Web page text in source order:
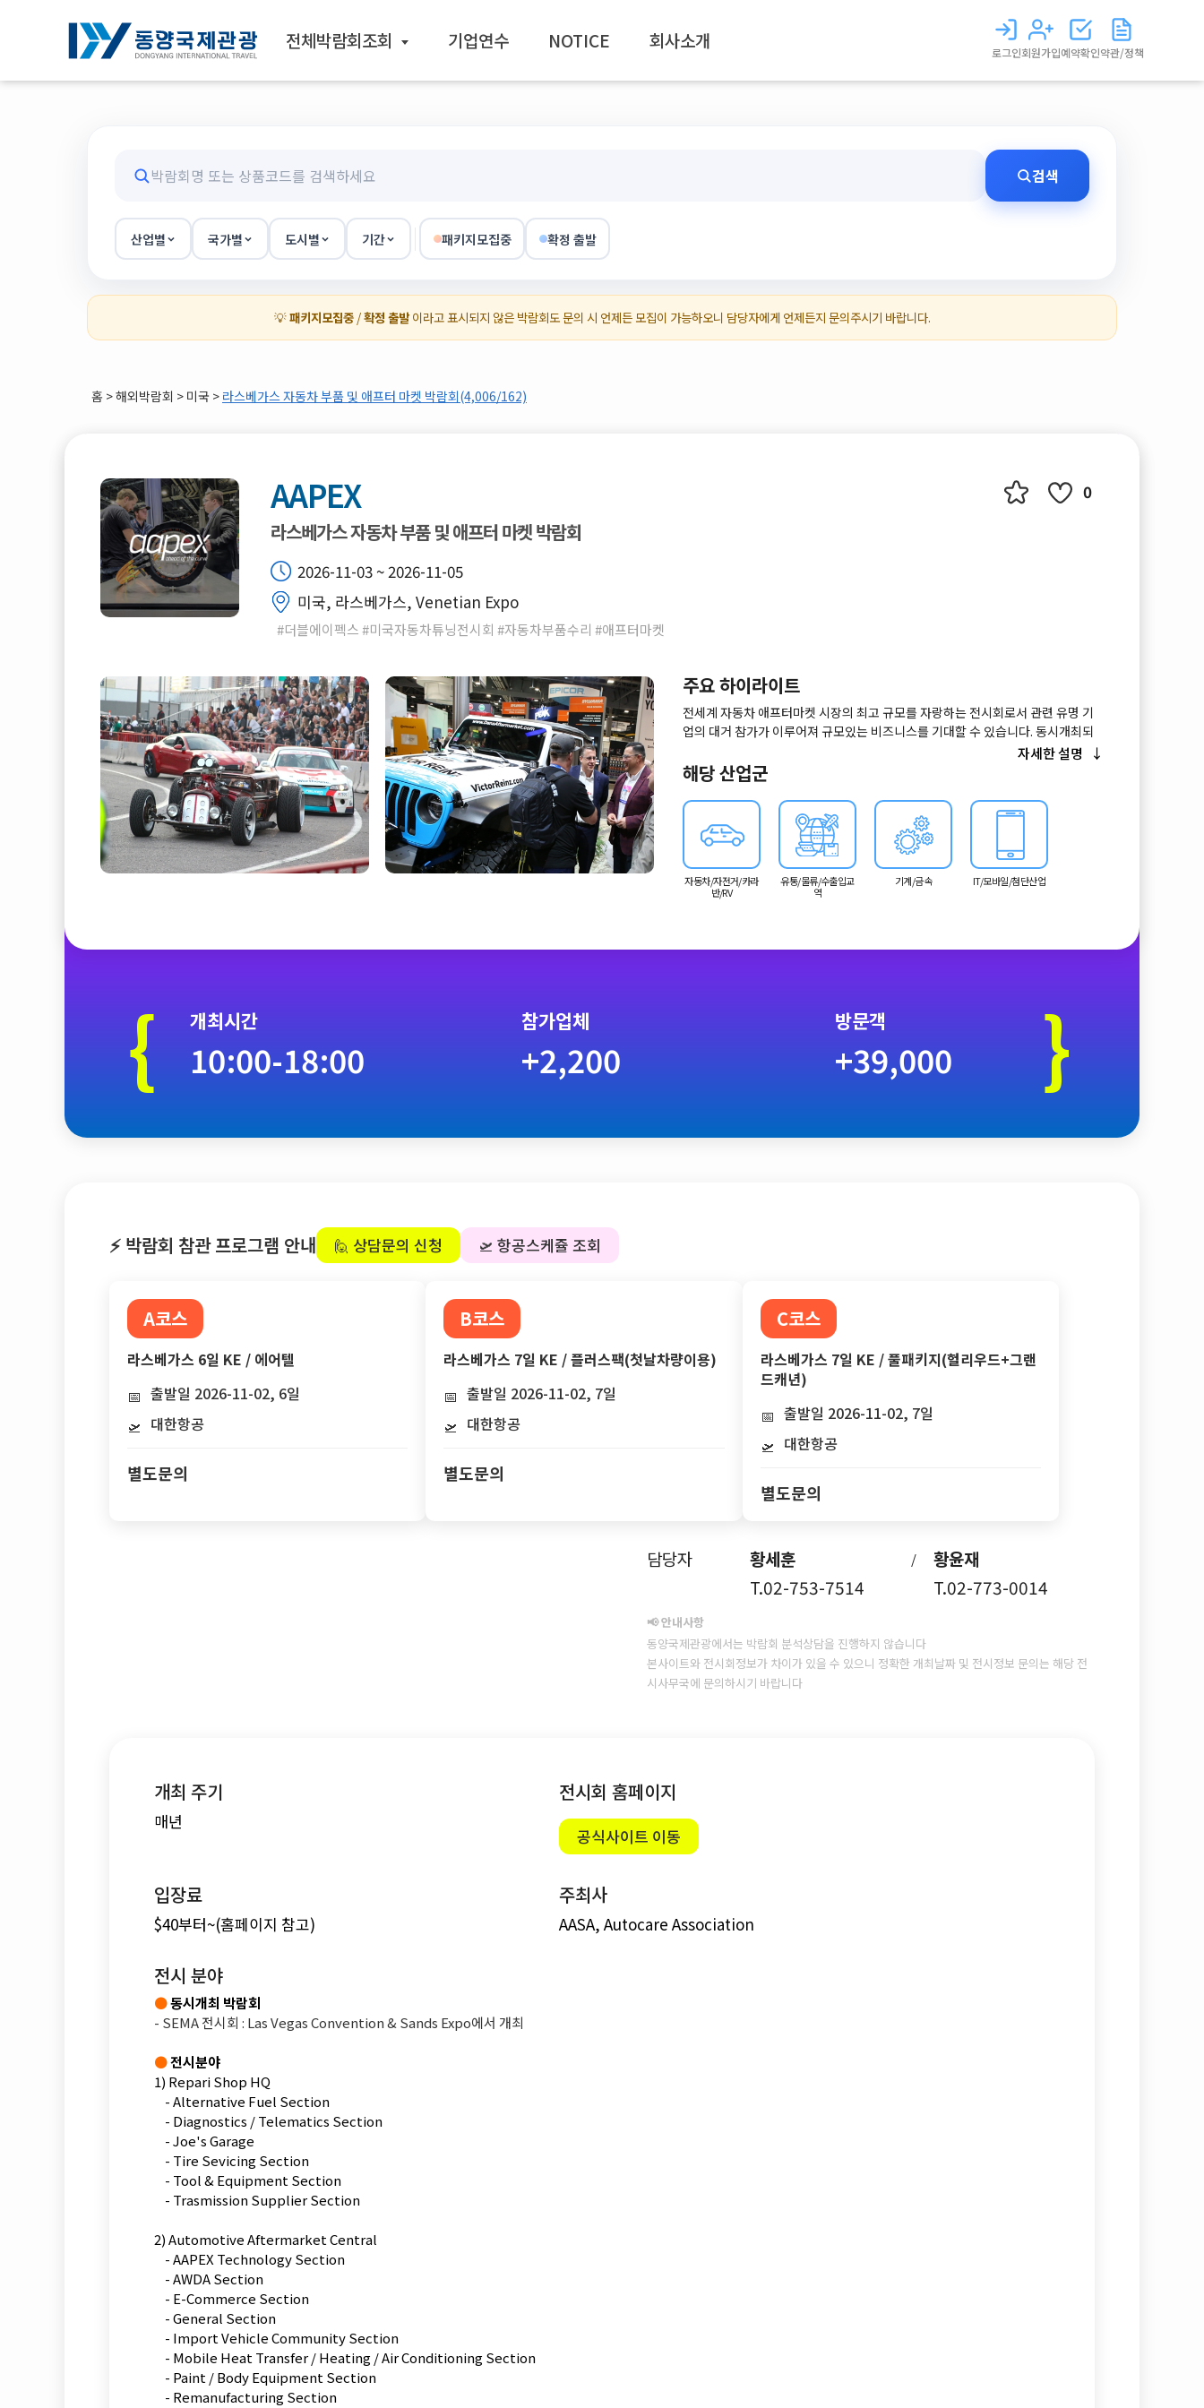
전체박람회조회 기업연수 NOTICE 회사소개
로그인회원가입예약확인약관/정책
검색
산업별 국가별 도시별 기간 패키지모집중 확정 출발
💡패키지모집중/확정 출발이라고 표시되지 않은 박람회도 문의 시 언제든 모집이 가능하오니 담당자에게 언제든지 문의주시기 바랍니다.
홈 >해외박람회 > 미국 > 라스베가스 자동차 부품 및 애프터 마켓 박람회(4,006/162)
AAPEX
라스베가스 자동차 부품 및 애프터 마켓 박람회
2026-11-03 ~ 2026-11-05
미국, 라스베가스, Venetian Expo
#더블에이펙스 #미국자동차튜닝전시회 #자동차부품수리 #애프터마켓
0
주요 하이라이트
전세계 자동차 애프터마켓 시장의 최고 규모를 자랑하는 전시회로서 관련 유명 기
업의 대거 참가가 이루어져 규모있는 비즈니스를 기대할 수 있습니다. 동시개최되
는 SEMA 튜닝 자동차 전시회가 근처에서 개최되어 일석이조의 효과를 누릴 수 있
습니다.
자세한 설명
해당 산업군
자동차/자전거/카라
반/RV
유통/물류/수출입교
역
기계/금속 IT/모바일/첨단산업
{ 개최시간 참가업체 방문객
10:00-18:00 +2,200 +39,000 }
⚡ 박람회 참관 프로그램 안내 🙋 상담문의 신청 🛫 항공스케쥴 조회
A코스
라스베가스 6일 KE / 에어텔
📅 출발일 2026-11-02, 6일
🛫 대한항공
별도문의
B코스
라스베가스 7일 KE / 플러스팩(첫날차량이용)
📅 출발일 2026-11-02, 7일
🛫 대한항공
별도문의
C코스
라스베가스 7일 KE / 풀패키지(헐리우드+그랜
드캐년)
📅 출발일 2026-11-02, 7일
🛫 대한항공
별도문의
담당자 황세훈 /
황윤재
T.02-753-7514
T.02-773-0014
📢 안내사항
동양국제관광에서는 박람회 분석상담을 진행하지 않습니다
본사이트와 전시회정보가 차이가 있을 수 있으니 정확한 개최날짜 및 전시정보 문의는 해당 전
시사무국에 문의하시기 바랍니다
개최 주기
매년
전시회 홈페이지
공식사이트 이동
입장료
$40부터~(홈페이지 참고)
주최사
AASA, Autocare Association
전시 분야
●동시개최 박람회
- SEMA 전시회 : Las Vegas Convention & Sands Expo에서 개최
●전시분야
1) Repari Shop HQ
- Alternative Fuel Section
- Diagnostics / Telematics Section
- Joe's Garage
- Tire Sevicing Section
- Tool & Equipment Section
- Trasmission Supplier Section
2) Automotive Aftermarket Central
- AAPEX Technology Section
- AWDA Section
- E-Commerce Section
- General Section
- Import Vehicle Community Section
- Mobile Heat Transfer / Heating / Air Conditioning Section
- Paint / Body Equipment Section
- Remanufacturing Section